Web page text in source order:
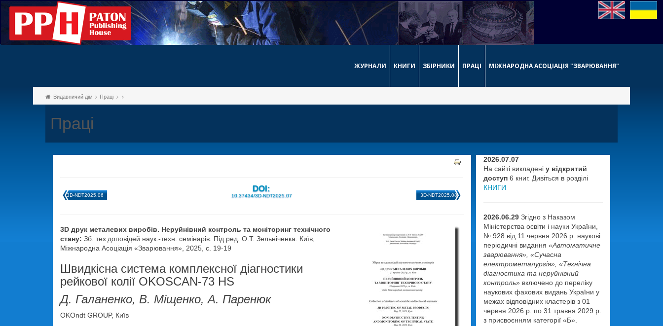
ЖУРНАЛИ КНИГИ ЗБІРНИКИ ПРАЦІ МІЖНАРОДНА АСОЦІАЦІЯ "ЗВАРЮВАННЯ"
Видавничий дім Праці
Праці
3D-NDT2025.06
DOI:
10.37434/3D-NDT2025.07 3D-NDT2025.08
3D друк металевих виробів. Неруйнівний контроль та моніторинг технічного
стану: Зб. тез доповідей наук.-техн. семінарів. Під ред. О.Т. Зельніченка. Київ,
Міжнародна Асоціація «Зварювання», 2025, с. 19-19
Швидкісна система комплексної діагностики
рейкової колії OKOSCAN-73 HS
Д. Галаненко, В. Міщенко, А. Паренюк
OKOndt GROUP, Київ
2026.07.07
На сайті викладені у відкритий
доступ6 книг. Дивіться в розділі
КНИГИ
2026.06.29Згідно з Наказом
Міністерства освіти і науки України,
№ 928 від 11 червня 2026 р. наукові
періодичні видання «Автоматичне
зварювання», «Сучасна
електрометалургія», «Технічна
діагностика та неруйнівний
контроль»включено до переліку
наукових фахових видань України у
межах відповідних кластерів з 01
червня 2026 р. по 31 травня 2029 р.
з присвоєнням категорії «Б».